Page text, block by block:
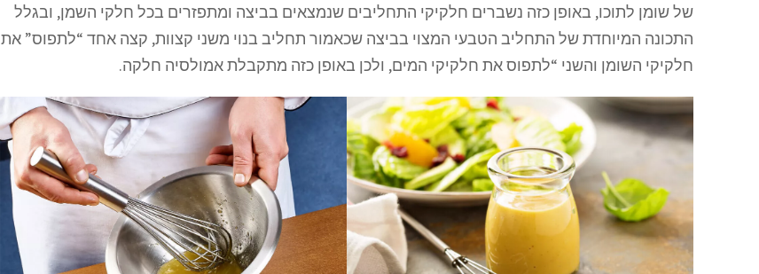
של שומן לתוכו, באופן כזה נשברים חלקיקי התחליבים שנמצאים בביצה ומתפזרים בכל חלקי השמן, ובגלל
התכונה המיוחדת של התחליב הטבעי המצוי בביצה שכאמור תחליב בנוי משני קצוות, קצה אחד “לתפוס” את
חלקיקי השומן והשני “לתפוס את חלקיקי המים, ולכן באופן כזה מתקבלת אמולסיה חלקה.